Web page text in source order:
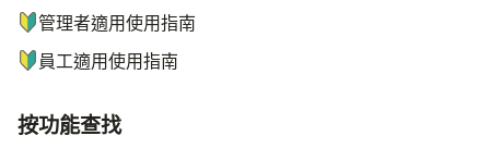
管理者適用使用指南
員工適用使用指南
按功能查找